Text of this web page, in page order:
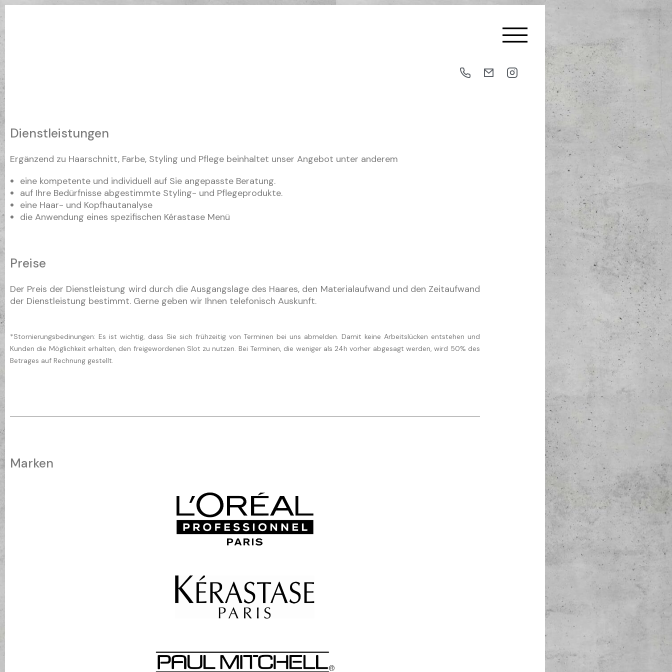
Dienstleistungen
Ergänzend zu Haarschnitt, Farbe, Styling und Pflege beinhaltet unser Angebot unter anderem
eine kompetente und individuell auf Sie angepasste Beratung.
auf Ihre Bedürfnisse abgestimmte Styling- und Pflegeprodukte.
eine Haar- und Kopfhautanalyse
die Anwendung eines spezifischen Kérastase Menü
Preise
Der Preis der Dienstleistung wird durch die Ausgangslage des Haares, den Materialaufwand und den Zeitaufwand
der Dienstleistung bestimmt. Gerne geben wir Ihnen telefonisch Auskunft.
*Stornierungsbedinungen: Es ist wichtig, dass Sie sich frühzeitig von Terminen bei uns abmelden. Damit keine Arbeitslücken entstehen und
Kunden die Möglichkeit erhalten, den freigewordenen Slot zu nutzen. Bei Terminen, die weniger als 24h vorher abgesagt werden, wird 50% des
Betrages auf Rechnung gestellt.
Marken